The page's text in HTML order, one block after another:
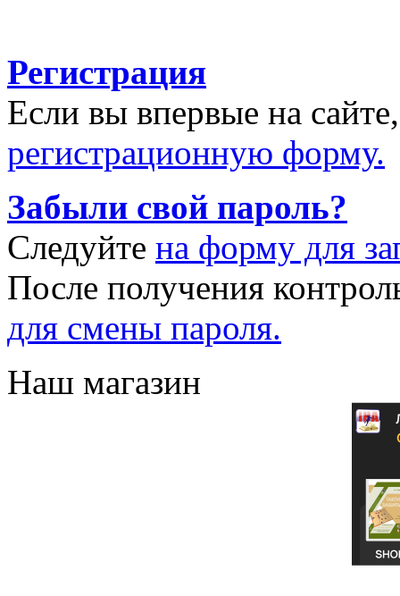
Регистрация
Если вы впервые на
регистрационную форму.
Забыли свой пароль?
Следуйте на форму для
После получения
для смены пароля.
Наш магазин